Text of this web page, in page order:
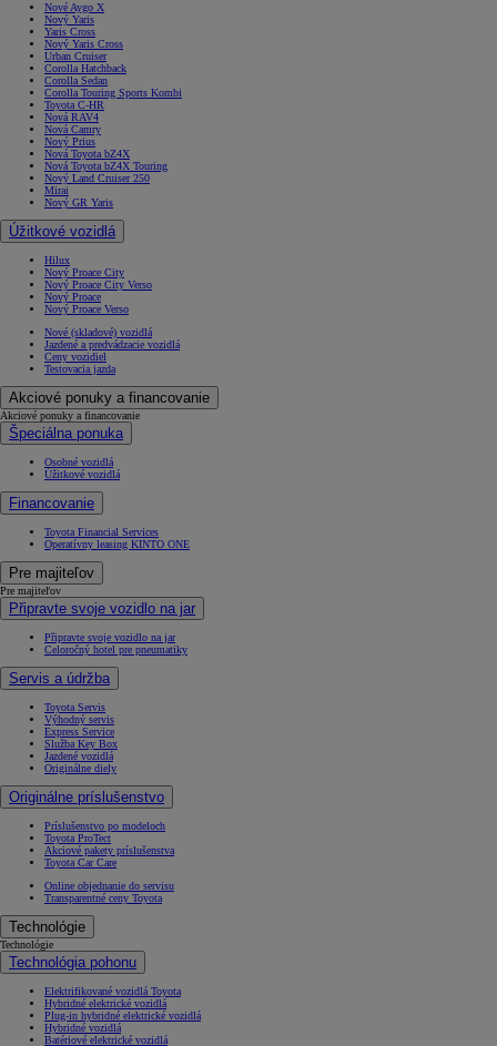
Nové Aygo X
Nový Yaris
Yaris Cross
Nový Yaris Cross
Urban Cruiser
Corolla Hatchback
Corolla Sedan
Corolla Touring Sports Kombi
Toyota C-HR
Nová RAV4
Nová Camry
Nový Prius
Nová Toyota bZ4X
Nová Toyota bZ4X Touring
Nový Land Cruiser 250
Mirai
Nový GR Yaris
Úžitkové vozidlá
Hilux
Nový Proace City
Nový Proace City Verso
Nový Proace
Nový Proace Verso
Nové (skladové) vozidlá
Jazdené a predvádzacie vozidlá
Ceny vozidiel
Testovacia jazda
Akciové ponuky a financovanie
Akciové ponuky a financovanie
Špeciálna ponuka
Osobné vozidlá
Úžitkové vozidlá
Financovanie
Toyota Financial Services
Operatívny leasing KINTO ONE
Pre majiteľov
Pre majiteľov
Připravte svoje vozidlo na jar
Připravte svoje vozidlo na jar
Celoročný hotel pre pneumatiky
Servis a údržba
Toyota Servis
Výhodný servis
Express Service
Služba Key Box
Jazdené vozidlá
Originálne diely
Originálne príslušenstvo
Príslušenstvo po modeloch
Toyota ProTect
Akciové pakety príslušenstva
Toyota Car Care
Online objednanie do servisu
Transparentné ceny Toyota
Technológie
Technológie
Technológia pohonu
Elektrifikované vozidlá Toyota
Hybridné elektrické vozidlá
Plug-in hybridné elektrické vozidlá
Hybridné vozidlá
Batériové elektrické vozidlá